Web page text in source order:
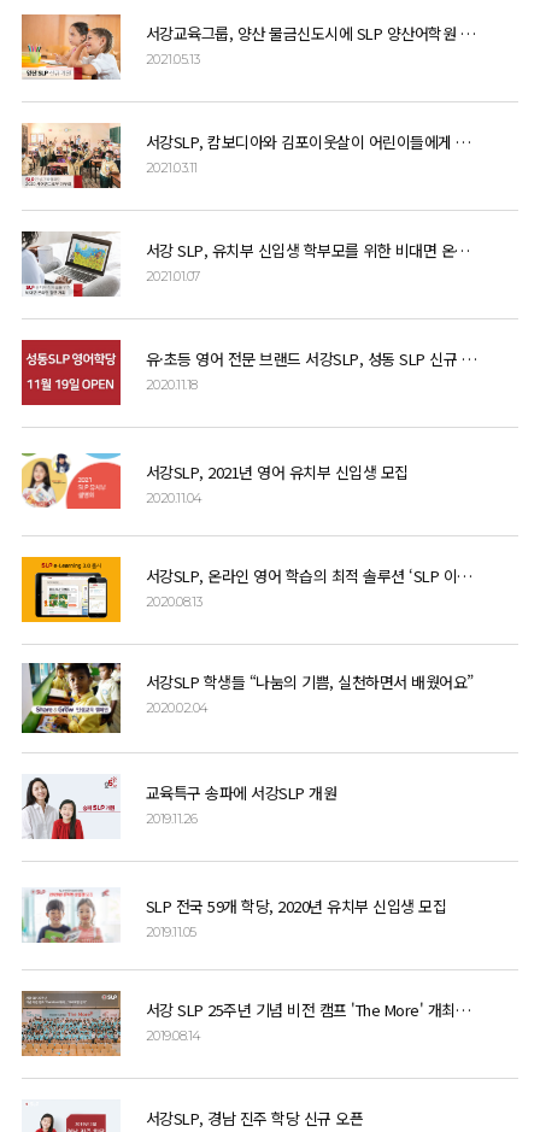
서강교육그룹, 양산 물금신도시에 SLP 양산어학원 신규 개원
2021.05.13
서강SLP, 캄보디아와 김포이웃살이 어린이들에게 기부금 전달
2021.03.11
서강 SLP, 유치부 신입생 학부모를 위한 비대면 온라인 강연 개최
2021.01.07
유·초등 영어 전문 브랜드 서강SLP, 성동 SLP 신규 오픈
2020.11.18
서강SLP, 2021년 영어 유치부 신입생 모집
2020.11.04
서강SLP, 온라인 영어 학습의 최적 솔루션 ‘SLP 이러닝 3.0’ 출시
2020.08.13
서강SLP 학생들 “나눔의 기쁨, 실천하면서 배웠어요”
2020.02.04
교육특구 송파에 서강SLP 개원
2019.11.26
SLP 전국 59개 학당, 2020년 유치부 신입생 모집
2019.11.05
서강 SLP 25주년 기념 비전 캠프 'The More' 개최…"100여명 참석"
2019.08.14
서강SLP, 경남 진주 학당 신규 오픈